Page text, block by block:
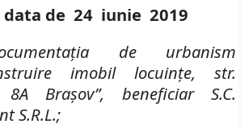
de 24 iunie 2019
de urbanism
imobil locuinţe, str.
8A Braşov”, beneficiarS.C.
S.R.L.;